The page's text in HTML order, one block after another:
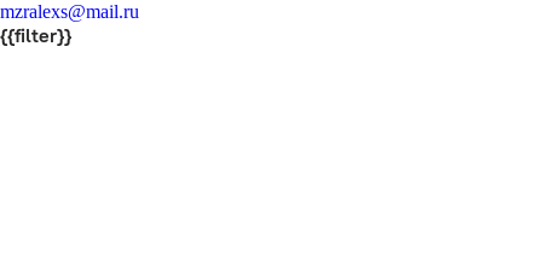
mzralexs@mail.ru
{{filter}}